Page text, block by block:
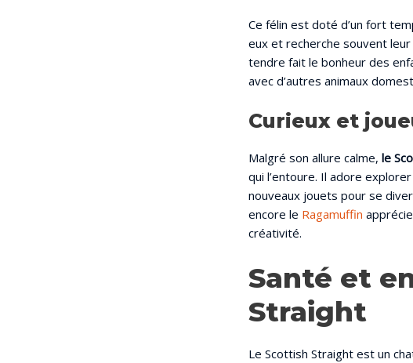
Ce félin est doté d’un fort
eux et recherche souvent
tendre fait le bonheur des
avec d’autres animaux
Curieux et
Malgré son allure calme, le
qui l’entoure. Il adore
nouveaux jouets pour se
encore le Ragamuffin
créativité.
Santé et
Straight
Le Scottish Straight est un